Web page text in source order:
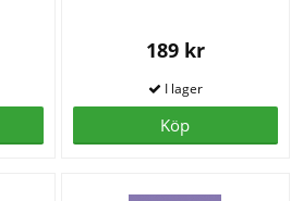
189 kr
Köp